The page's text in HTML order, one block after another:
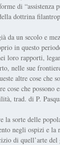
di “assistenza
dottrina
da un secolo e
in questo
loro rapporti,
nelle sue
altre cose che
che possono
trad. di P.
sorte delle
negli ospizi e la
di quell’arte